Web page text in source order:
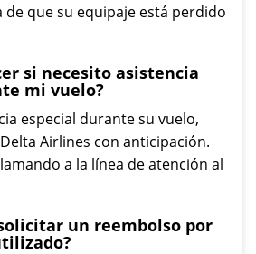
de que su equipaje está perdido
si necesito asistencia
mi vuelo?
especial durante su vuelo,
Airlines con anticipación.
a la línea de atención al
un reembolso por